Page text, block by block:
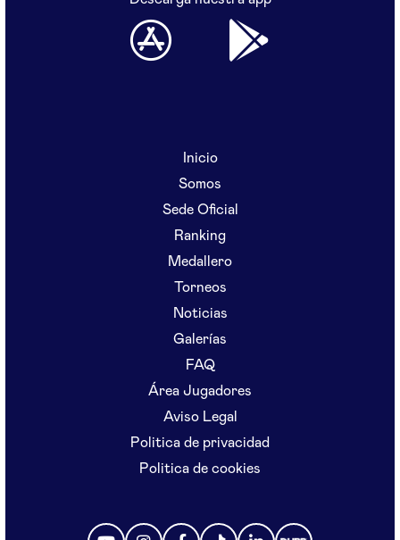
Inicio
Somos
Sede Oficial
Ranking
Medallero
Torneos
Noticias
Galerías
FAQ
Área Jugadores
Aviso Legal
Politica de privacidad
Politica de cookies